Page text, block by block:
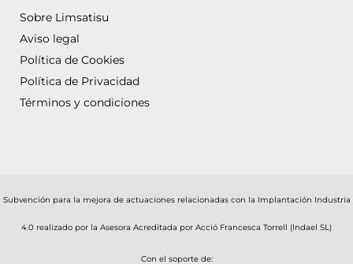
Sobre Limsatisu
Aviso legal
Política de Cookies
Política de Privacidad
Términos y condiciones
Subvención para la mejora de actuaciones relacionadas con la Implantación Industria
4.0 realizado por la Asesora Acreditada por Acció Francesca Torrell (Indael SL)
Con el soporte de: